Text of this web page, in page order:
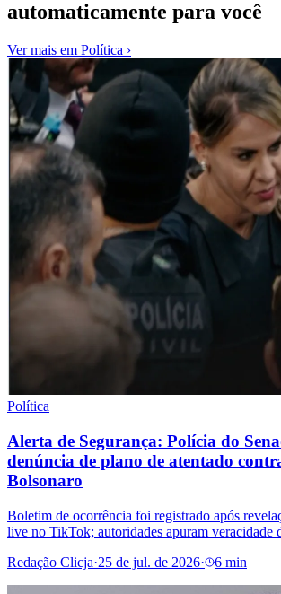
automaticamente para você
Ver mais em Política ›
Política
Alerta de Segurança: Polícia do
denúncia de plano de atentado
Bolsonaro
Boletim de ocorrência foi registrado após
live no TikTok; autoridades apuram veracidade
Redação Clicja·25 de jul. de 2026· 6 min